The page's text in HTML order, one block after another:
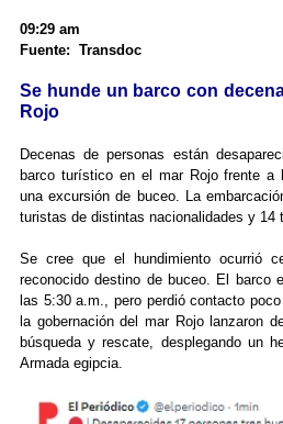
09:29 am
Fuente: Transdoc
Se hunde un barco con
Rojo
Decenas de personas están
barco turístico en el mar Rojo frente a
una excursión de buceo. La
turistas de distintas nacionalidades y 14
Se cree que el hundimiento ocurrió
reconocido destino de buceo. El barco
las 5:30 a.m., pero perdió contacto
la gobernación del mar Rojo lanzaron
búsqueda y rescate, desplegando un
Armada egipcia.